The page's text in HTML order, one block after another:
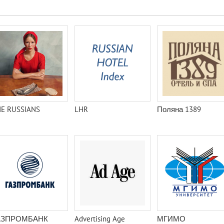
RUSSIANS LHR Поляна 1389
Advertising Age МГИМО